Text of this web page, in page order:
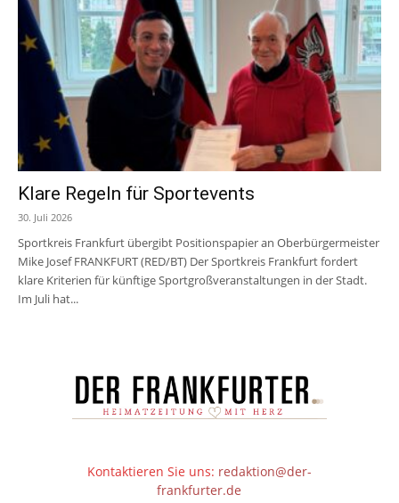
Klare Regeln für Sportevents
30. Juli 2026
Sportkreis Frankfurt übergibt Positionspapier an Oberbürgermeister
Mike Josef FRANKFURT (RED/BT) Der Sportkreis Frankfurt fordert
klare Kriterien für künftige Sportgroßveranstaltungen in der Stadt.
Im Juli hat...
Kontaktieren Sie uns: redaktion@der-
frankfurter.de